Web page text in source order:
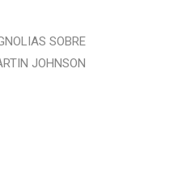
SOBRE
JOHNSON